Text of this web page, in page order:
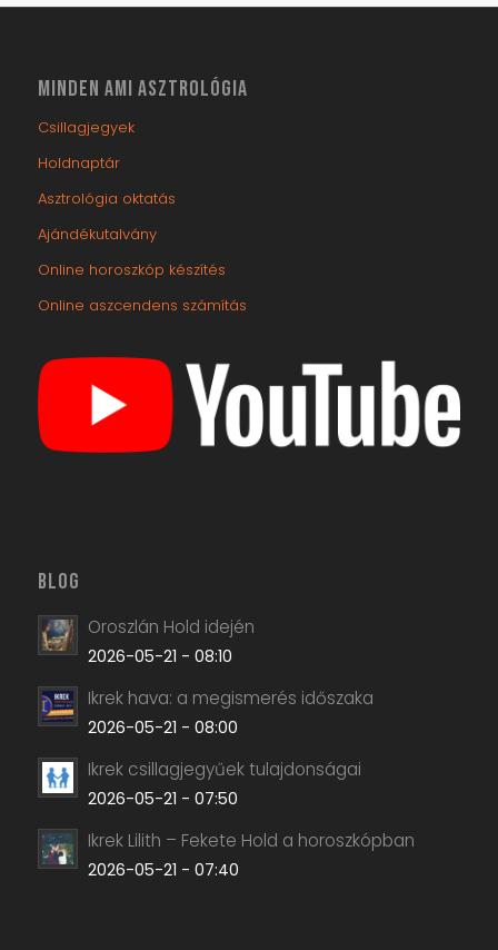
MINDEN AMI ASZTROLÓGIA
Csillagjegyek
Holdnaptár
Asztrológia oktatás
Ajándékutalvány
Online horoszkóp készítés
Online aszcendens számítás
BLOG
Oroszlán Hold idején
2026-05-21 - 08:10
Ikrek hava: a megismerés időszaka
2026-05-21 - 08:00
Ikrek csillagjegyűek tulajdonságai
2026-05-21 - 07:50
Ikrek Lilith – Fekete Hold a horoszkópban
2026-05-21 - 07:40